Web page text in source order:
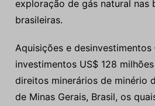
exploração de gás natural nas
brasileiras.
Aquisições e desinvestimentos
investimentos US$ 128
direitos minerários de minério
de Minas Gerais, Brasil, os